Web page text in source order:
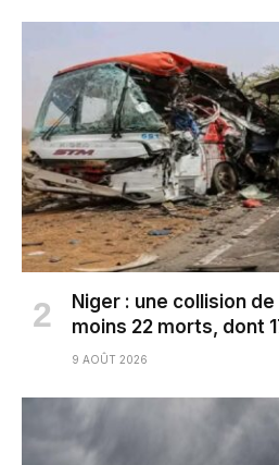
Niger : une collision
moins 22 morts, dont
9 AOÛT 2026